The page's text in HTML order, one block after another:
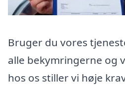
Bruger du vores
alle bekymringerne og
hos os stiller vi høje